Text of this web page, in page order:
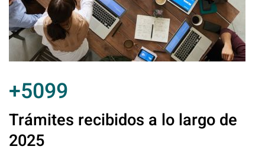
+5099
Trámites recibidos a lo largo de
2025